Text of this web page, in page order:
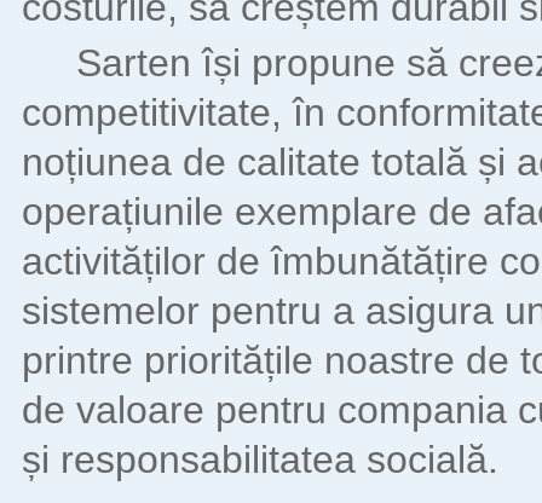
Sarten își propune să
competitivitate, în
noțiunea de calitate totală și
operațiunile exemplare de
activităților de îmbunătățire
sistemelor pentru a asigura
printre prioritățile noastre de
de valoare pentru compania
și responsabilitatea socială.